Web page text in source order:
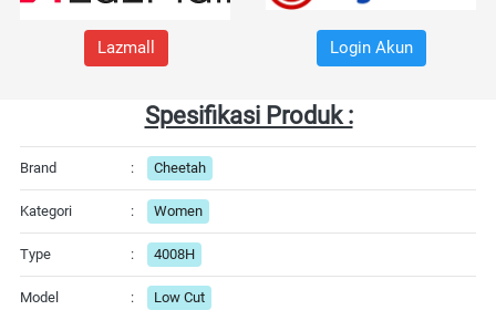
Lazmall Login Akun
Spesifikasi Produk :
Brand : Cheetah
Kategori : Women
Type : 4008H
Model : Low Cut